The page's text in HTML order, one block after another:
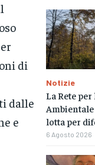
di
dalle
e
Notizie
La Rete
lotta per
6 Agosto 2026